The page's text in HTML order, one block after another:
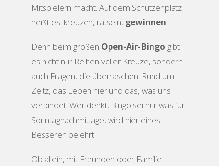
Mitspielern macht. Auf dem Schützenplatz
heißt es: kreuzen, rätseln, gewinnen!
Denn beim großen Open-Air-Bingo gibt
es nicht nur Reihen voller Kreuze, sondern
auch Fragen, die überraschen. Rund um
Zeitz, das Leben hier und das, was uns
verbindet. Wer denkt, Bingo sei nur was für
Sonntagnachmittage, wird hier eines
Besseren belehrt.
Ob allein, mit Freunden oder Familie –